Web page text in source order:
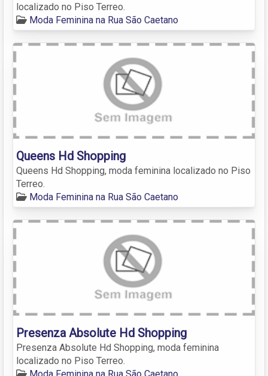
localizado no Piso Terreo.
Moda Feminina na Rua São Caetano
Queens Hd Shopping
Queens Hd Shopping, moda feminina localizado no Piso
Terreo.
Moda Feminina na Rua São Caetano
Presenza Absolute Hd Shopping
Presenza Absolute Hd Shopping, moda feminina
localizado no Piso Terreo.
Moda Feminina na Rua São Caetano